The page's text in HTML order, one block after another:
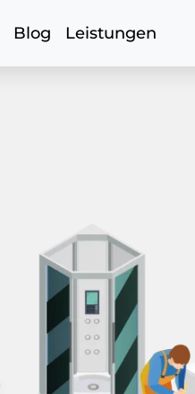
Blog Leistungen